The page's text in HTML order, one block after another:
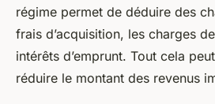
régime permet de déduire des
frais d’acquisition, les charges
intérêts d’emprunt. Tout cela
réduire le montant des revenus